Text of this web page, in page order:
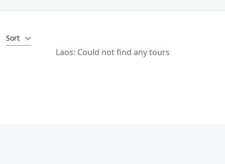
Sort
Laos: Could not find any tours